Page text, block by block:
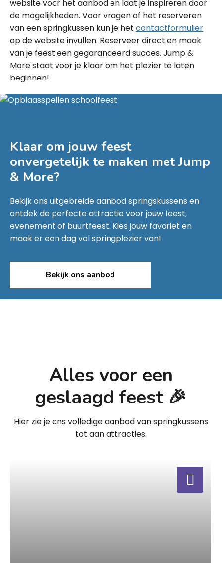
website voor het aanbod en laat je inspireren door
de mogelijkheden. Voor vragen of het reserveren
van een springkussen kun je het contactformulier
op de website invullen. Reserveer direct en maak
van je feest een gegarandeerd succes. Jump &
More staat voor je klaar om het plezier te laten
beginnen!
Klaar om jouw feest
onvergetelijk te maken metJump
& More?
Bekijk ons uitgebreide aanbod springskussens en
ontdek de perfecte attractie voor jouw feest,
evenement of buurtfeest. Kies jouw favoriet en
maak er een dag vol springplezier van!
Bekijk ons aanbod
Alles voor een
geslaagd feest 🎉
Hier zie je ons volledige aanbod van springkussens
tot aan attracties.